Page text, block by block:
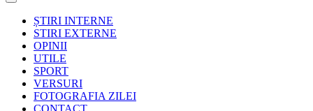
ȘTIRI INTERNE
STIRI EXTERNE
OPINII
UTILE
SPORT
VERSURI
FOTOGRAFIA ZILEI
CONTACT